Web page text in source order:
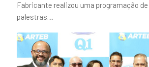
Fabricante realizou uma programação
palestras…